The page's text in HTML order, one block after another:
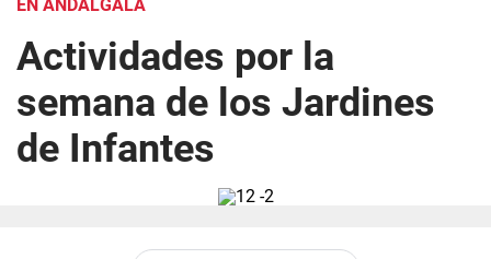
EN ANDALGALÁ
Actividades por la
semana de los Jardines
de Infantes